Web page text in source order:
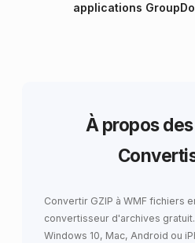
applications
À propos
Convertir GZIP à WMF fichiers
convertisseur d'archives
Windows 10, Mac, Android ou